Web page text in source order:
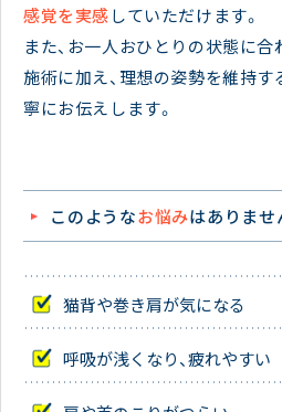
感覚を実感していただけます。
また、お一人おひとりの状態に
施術に加え、理想の姿勢を維持
寧にお伝えします。
このようなお悩みはありませ
猫背や巻き肩が気になる
呼吸が浅くなり、疲れやすい